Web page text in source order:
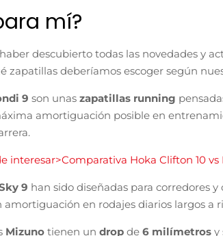
mí?
descubierto todas las novedades y
zapatillas deberíamos escoger según
9 son unas zapatillas running
amortiguación posible en
interesar>Comparativa Hoka Clifton 10 vs
9 han sido diseñadas para corredores
amortiguación en rodajes diarios largos a
Mizuno tienen un drop de 6 milímetros y